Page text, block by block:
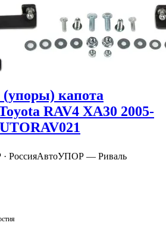
капота
RAV4 XA30 2005-
РоссияАвтоУПОР — Риваль